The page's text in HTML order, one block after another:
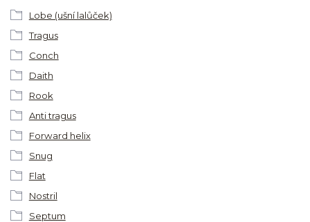
Lobe (ušní lalůček)
Tragus
Conch
Daith
Rook
Anti tragus
Forward helix
Snug
Flat
Nostril
Septum